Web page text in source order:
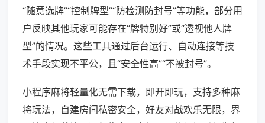
“随意选牌”“控制牌型”“防检测防封号”等功能，部分用
户反映其他玩家可能存在“牌特别好”或“透视他人牌
型”的情况。这些工具通过后台运行、自动连接等技
术手段实现不平公，且“安全性高”“不被封号”。
小程序麻将轻量化无需下载，即开即玩，支持多种麻
将玩法，自建房间私密安全，好友对战欢乐无限，界